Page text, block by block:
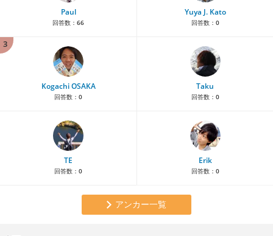
Paul
回答数： 66
Yuya J. Kato
回答数： 0
3
Kogachi OSAKA
回答数： 0
Taku
回答数： 0
TE
回答数： 0
Erik
回答数： 0
アンカー一覧